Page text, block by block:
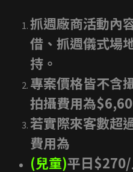
抓週廠商活動內
借、抓週儀式場
持。
專案價格皆不含
拍攝費用為
若實際來客數超
費用為
(兒童)平日